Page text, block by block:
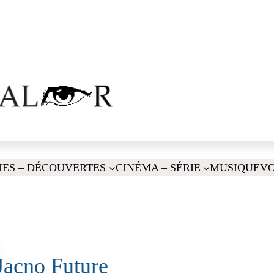
– DÉCOUVERTES CINÉMA – SÉRIE MUSIQUE
Future